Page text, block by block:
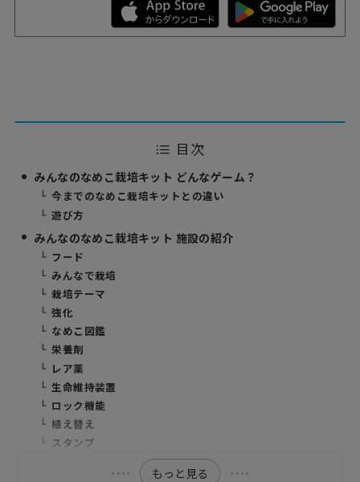
目次
みんなのなめこ栽培キット どんなゲーム？
今までのなめこ栽培キットとの違い
遊び方
みんなのなめこ栽培キット 施設の紹介
フード
みんなで栽培
栽培テーマ
強化
なめこ図鑑
栄養剤
レア薬
生命維持装置
ロック機能
植え替え
スタンプ
もっと見る